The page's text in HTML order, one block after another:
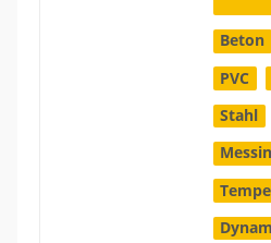
Beton
PVC
Stahl